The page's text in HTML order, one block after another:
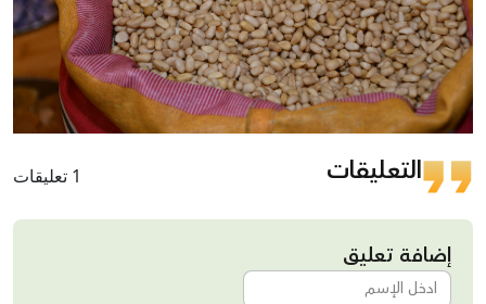
التعليقات 1 تعليقات
إضافة تعليق